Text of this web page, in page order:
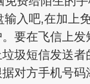
入吧,在加上
要在飞信上发
圾短信发送者
对方手机号码